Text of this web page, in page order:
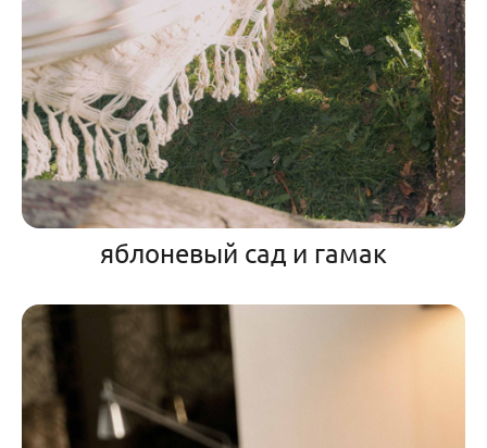
яблоневый сад и гамак